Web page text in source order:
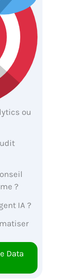
ou
?
IA ?
Data